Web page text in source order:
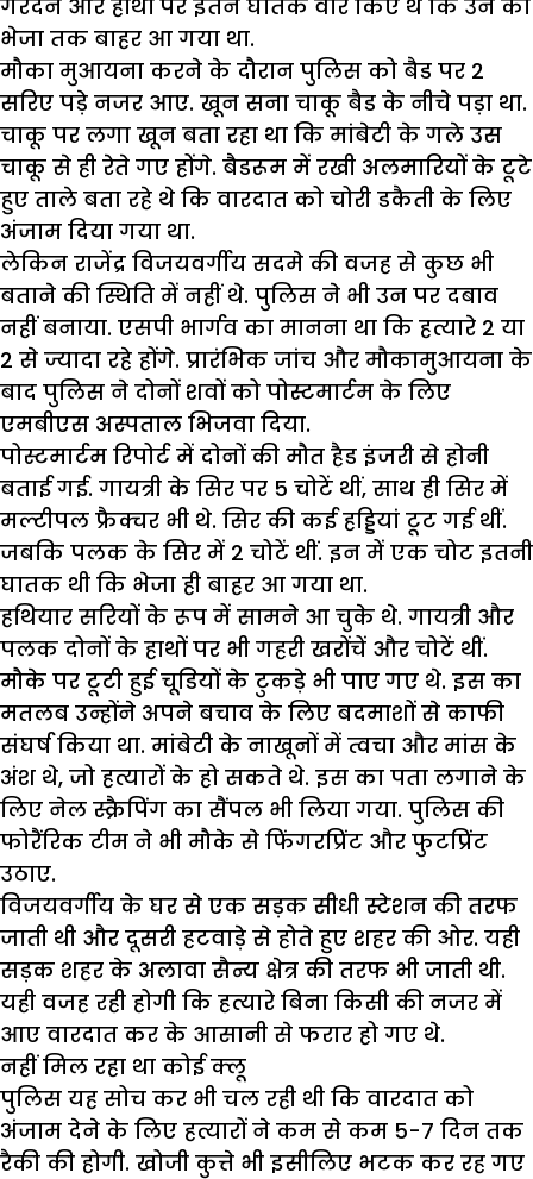
गरदन और हाथों पर इतने घातक वार किए थे कि उन का
भेजा तक बाहर आ गया था.
मौका मुआयना करने के दौरान पुलिस को बैड पर 2
सरिए पड़े नजर आए. खून सना चाकू बैड के नीचे पड़ा था.
चाकू पर लगा खून बता रहा था कि मांबेटी के गले उस
चाकू से ही रेते गए होंगे. बैडरूम में रखी अलमारियों के टूटे
हुए ताले बता रहे थे कि वारदात को चोरी डकैती के लिए
अंजाम दिया गया था.
लेकिन राजेंद्र विजयवर्गीय सदमे की वजह से कुछ भी
बताने की स्थिति में नहीं थे. पुलिस ने भी उन पर दबाव
नहीं बनाया. एसपी भार्गव का मानना था कि हत्यारे 2 या
2 से ज्यादा रहे होंगे. प्रारंभिक जांच और मौकामुआयना के
बाद पुलिस ने दोनों शवों को पोस्टमार्टम के लिए
एमबीएस अस्पताल भिजवा दिया.
पोस्टमार्टम रिपोर्ट में दोनों की मौत हैड इंजरी से होनी
बताई गई. गायत्री के सिर पर 5 चोटें थीं, साथ ही सिर में
मल्टीपल फ्रैक्चर भी थे. सिर की कई हड्डियां टूट गई थीं.
जबकि पलक के सिर में 2 चोटें थीं. इन में एक चोट इतनी
घातक थी कि भेजा ही बाहर आ गया था.
हथियार सरियों के रूप में सामने आ चुके थे. गायत्री और
पलक दोनों के हाथों पर भी गहरी खरोंचें और चोटें थीं.
मौके पर टूटी हुई चूडि़यों के टुकड़े भी पाए गए थे. इस का
मतलब उन्होंने अपने बचाव के लिए बदमाशों से काफी
संघर्ष किया था. मांबेटी के नाखूनों में त्वचा और मांस के
अंश थे, जो हत्यारों के हो सकते थे. इस का पता लगाने के
लिए नेल स्क्रैपिंग का सैंपल भी लिया गया. पुलिस की
फोरैंरिक टीम ने भी मौके से फिंगरप्रिंट और फुटप्रिंट
उठाए.
विजयवर्गीय के घर से एक सड़क सीधी स्टेशन की तरफ
जाती थी और दूसरी हटवाड़े से होते हुए शहर की ओर. यही
सड़क शहर के अलावा सैन्य क्षेत्र की तरफ भी जाती थी.
यही वजह रही होगी कि हत्यारे बिना किसी की नजर में
आए वारदात कर के आसानी से फरार हो गए थे.
नहीं मिल रहा था कोई क्लू
पुलिस यह सोच कर भी चल रही थी कि वारदात को
अंजाम देने के लिए हत्यारों ने कम से कम 5-7 दिन तक
रैकी की होगी. खोजी कुत्ते भी इसीलिए भटक कर रह गए